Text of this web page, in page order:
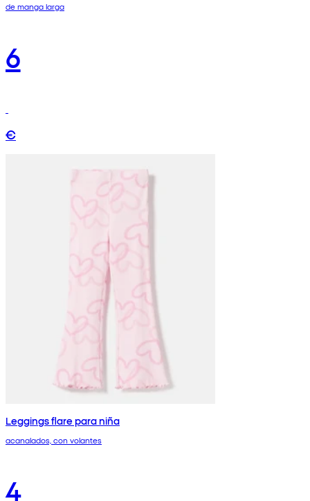
de manga larga
6
€
Leggings flare para niña
acanalados, con volantes
4